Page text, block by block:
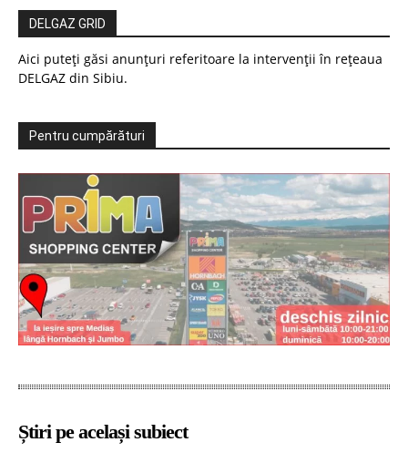
DELGAZ GRID
Aici puteți găsi anunțuri referitoare la intervenții în rețeaua
DELGAZ din Sibiu.
Pentru cumpărături
Știri pe același subiect